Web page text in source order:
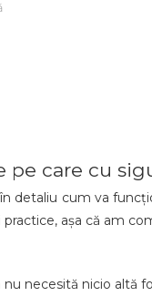
pe care cu
detaliu cum va
așa că am
necesită nicio altă